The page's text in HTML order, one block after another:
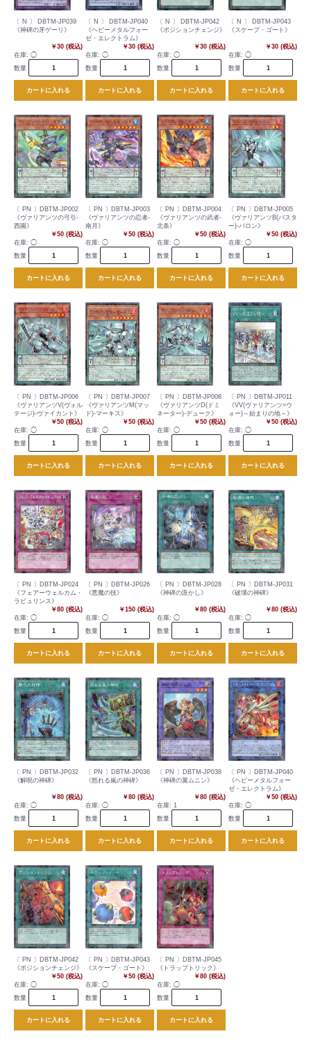
〔 N 〕 DBTM-JP039
《神碑の牙ゲーリ》
￥30 (税込)
在庫: ◯
数量
カートに入れる
〔 N 〕 DBTM-JP040
《ヘビーメタルフォー
ゼ・エレクトラム》
￥30 (税込)
在庫: ◯
数量
カートに入れる
〔 N 〕 DBTM-JP042
《ポジションチェンジ》
￥30 (税込)
在庫: ◯
数量
カートに入れる
〔 N 〕 DBTM-JP043
《スケープ・ゴート》
￥30 (税込)
在庫: ◯
数量
カートに入れる
〔 PN 〕DBTM-JP002
《ヴァリアンツの弓引-
西園》
￥50 (税込)
在庫: ◯
数量
カートに入れる
〔 PN 〕DBTM-JP003
《ヴァリアンツの忍者-
南月》
￥50 (税込)
在庫: ◯
数量
カートに入れる
〔 PN 〕DBTM-JP004
《ヴァリアンツの武者-
北条》
￥50 (税込)
在庫: ◯
数量
カートに入れる
〔 PN 〕DBTM-JP005
《ヴァリアンツB(バスタ
ー)-バロン》
￥50 (税込)
在庫: ◯
数量
カートに入れる
〔 PN 〕DBTM-JP006
《ヴァリアンツV(ヴォル
テージ)-ヴァイカント》
￥50 (税込)
在庫: ◯
数量
カートに入れる
〔 PN 〕DBTM-JP007
《ヴァリアンツM(マッ
ド)-マーキス》
￥50 (税込)
在庫: ◯
数量
カートに入れる
〔 PN 〕DBTM-JP008
《ヴァリアンツD(ドミ
ネーター)-デューク》
￥50 (税込)
在庫: ◯
数量
カートに入れる
〔 PN 〕DBTM-JP011
《VV(ヴァリアンツ=ウ
ォー)～始まりの地～》
￥50 (税込)
在庫: ◯
数量
カートに入れる
〔 PN 〕DBTM-JP024
《フェアーウェルカム・
ラビュリンス》
￥80 (税込)
在庫: ◯
数量
カートに入れる
〔 PN 〕DBTM-JP026
《悪魔の技》
￥150 (税込)
在庫: ◯
数量
カートに入れる
〔 PN 〕DBTM-JP028
《神碑の誑かし》
￥80 (税込)
在庫: ◯
数量
カートに入れる
〔 PN 〕DBTM-JP031
《破壊の神碑》
￥80 (税込)
在庫: ◯
数量
カートに入れる
〔 PN 〕DBTM-JP032
《解呪の神碑》
￥80 (税込)
在庫: ◯
数量
カートに入れる
〔 PN 〕DBTM-JP036
《怒れる嵐の神碑》
￥80 (税込)
在庫: ◯
数量
カートに入れる
〔 PN 〕DBTM-JP038
《神碑の翼ムニン》
￥80 (税込)
在庫: 1
数量
カートに入れる
〔 PN 〕DBTM-JP040
《ヘビーメタルフォー
ゼ・エレクトラム》
￥50 (税込)
在庫: ◯
数量
カートに入れる
〔 PN 〕DBTM-JP042
《ポジションチェンジ》
￥50 (税込)
在庫: ◯
数量
カートに入れる
〔 PN 〕DBTM-JP043
《スケープ・ゴート》
￥50 (税込)
在庫: ◯
数量
カートに入れる
〔 PN 〕DBTM-JP045
《トラップトリック》
￥80 (税込)
在庫: ◯
数量
カートに入れる